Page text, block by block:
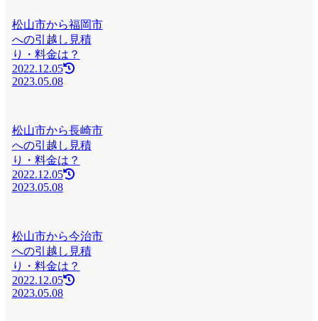
松山市から福岡市
への引越し見積
り・料金は？
2022.12.05
2023.05.08
松山市から長崎市
への引越し見積
り・料金は？
2022.12.05
2023.05.08
松山市から今治市
への引越し見積
り・料金は？
2022.12.05
2023.05.08